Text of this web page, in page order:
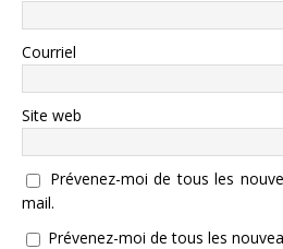
Courriel
Site web
Prévenez-moi de tous les
mail.
Prévenez-moi de tous les